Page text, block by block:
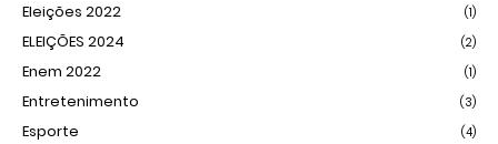
Eleições 2022 (1)
ELEIÇÕES 2024 (2)
Enem 2022 (1)
Entretenimento (3)
Esporte (4)